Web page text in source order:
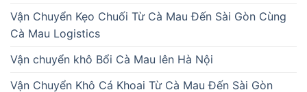
Vận Chuyển Kẹo Chuối Từ Cà Mau Đến Sài Gòn Cùng
Cà Mau Logistics
Vận chuyển khô Bổi Cà Mau lên Hà Nội
Vận Chuyển Khô Cá Khoai Từ Cà Mau Đến Sài Gòn